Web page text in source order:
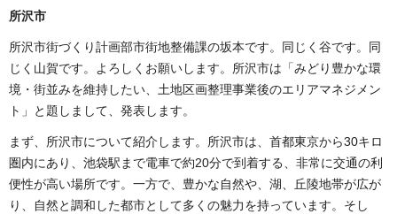
所沢市
所沢市街づくり計画部市街地整備課の坂本です。同じく谷です。同
じく山賀です。よろしくお願いします。所沢市は「みどり豊かな環
境・街並みを維持したい、土地区画整理事業後のエリアマネジメン
ト」と題しまして、発表します。
まず、所沢市について紹介します。所沢市は、首都東京から30キロ
圏内にあり、池袋駅まで電車で約20分で到着する、非常に交通の利
便性が高い場所です。一方で、豊かな自然や、湖、丘陵地帯が広が
り、自然と調和した都市として多くの魅力を持っています。そし